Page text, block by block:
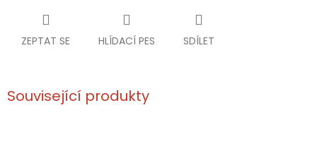
ZEPTAT SE HLÍDACÍ PES SDÍLET
Související produkty